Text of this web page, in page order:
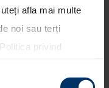
afla mai multe
noi sau terți
Politica privind
categorii sau să